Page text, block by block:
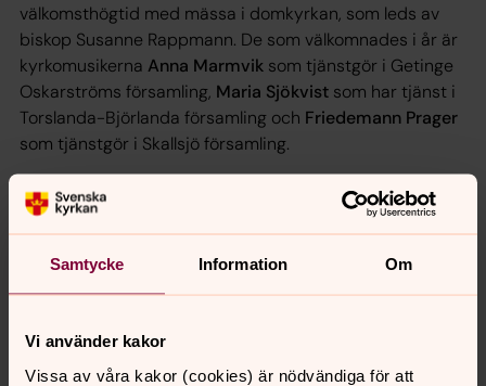
Samtycke Information Om
Vi använder kakor
Vissa av våra kakor (cookies) är nödvändiga för att
välkomsthögtid med mässa i domkyrkan, som leds av
biskop Susanne Rappmann. De som välkomnades i år är
kyrkomusikerna Anna Marmvik som tjänstgör i Getinge
Oskarströms församling, Maria Sjökvist som har tjänst i
Torslanda-Björlanda församling och Friedemann Prager
som tjänstgör i Skallsjö församling.
På bilden ses domkyrkoorganist Mikael Fridén,
stiftsmusiker Ulrika Melin Lasson, Anna Marmvik, Maria
Sjökvist, Friedmann Prager, biskop Susanne Rappmann.
Synpunkter eller frågor på sidans
innehåll?